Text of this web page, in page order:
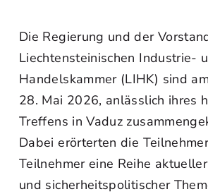
Die Regierung und der
Liechtensteinischen Industrie-
Handelskammer (LIHK) sind
28. Mai 2026, anlässlich ihres
Treffens in Vaduz
Dabei erörterten die
Teilnehmer eine Reihe
und sicherheitspolitischer